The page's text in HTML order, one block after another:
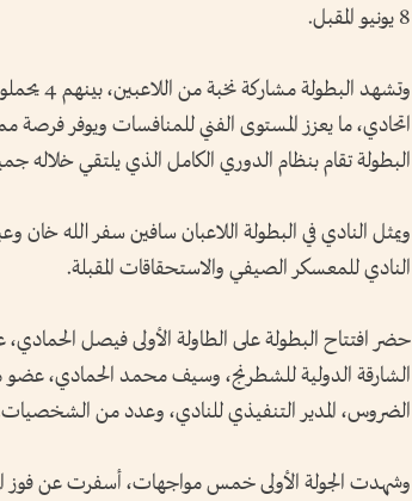
8 يونيو المقبل.
اتحادي، ما يعزز المستوى الفني للمنافسات ويوفر
البطولة تقام بنظام الدوري الكامل الذي يلتقي خلاله
ويمثل النادي في البطولة اللاعبان سافين سفر الله خان
النادي للمعسكر الصيفي والاستحقاقات المقبلة.
حضر افتتاح البطولة على الطاولة الأولى فيصل
الشارقة الدولية للشطرنج، وسيف محمد الحمادي، عضو
الضروس، المدير التنفيذي للنادي، وعدد من
وشهدت الجولة الأولى خمس مواجهات، أسفرت عن فوز